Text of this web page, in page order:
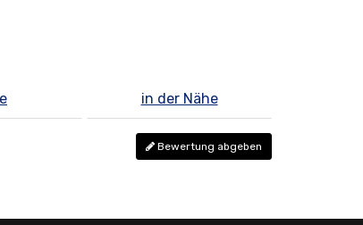
in der Nähe
Bewertung abgeben